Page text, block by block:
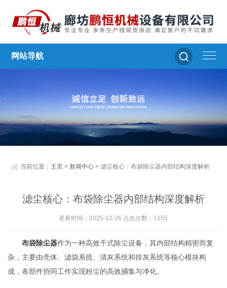
网站导航
当前位置： 主页 > 新闻中心 > 滤尘核心：布袋除尘器内部结构深度解析
滤尘核心：布袋除尘器内部结构深度解析
更新时间：2025-12-26 点击次数：1155
布袋除尘器作为一种高效干式除尘设备，其内部结构精密而复
杂，主要由壳体、滤袋系统、清灰系统和排灰系统等核心模块构
成，各部件协同工作实现粉尘的高效捕集与净化。